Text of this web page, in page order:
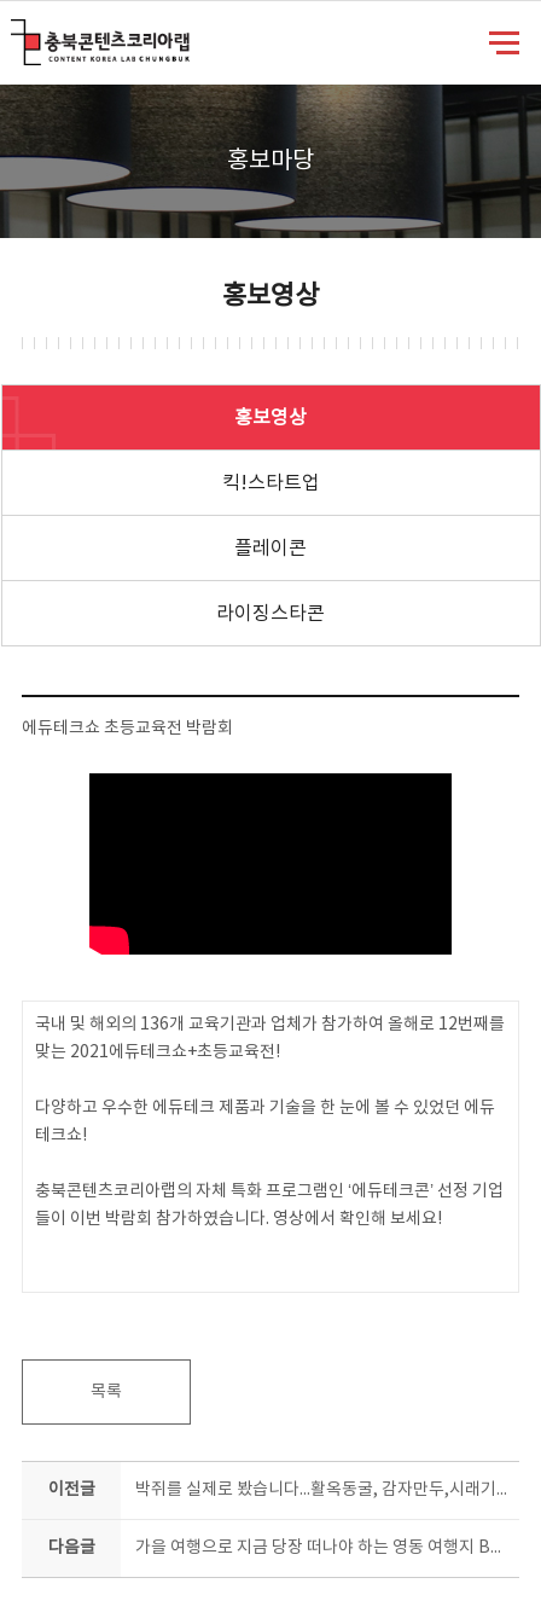
홍보마당
홍보영상
홍보영상
킥!스타트업
플레이콘
라이징스타콘
에듀테크쇼 초등교육전 박람회
국내 및 해외의 136개 교육기관과 업체가 참가하여 올해로 12번째를
맞는 2021에듀테크쇼+초등교육전!
다양하고 우수한 에듀테크 제품과 기술을 한 눈에 볼 수 있었던 에듀
테크쇼!
충북콘텐츠코리아랩의 자체 특화 프로그램인 ‘에듀테크콘’ 선정 기업
들이 이번 박람회 참가하였습니다. 영상에서 확인해 보세요!
목록
이전글 박쥐를 실제로 봤습니다...활옥동굴, 감자만두,시래기 순대국밥, 중앙석탑, 캠핑의 성지 수주팔봉 in충주
다음글 가을 여행으로 지금 당장 떠나야 하는 영동 여행지 BEST4 | 바로 이곳이 어죽의 원조? | 충북 랜선여행 EP.6